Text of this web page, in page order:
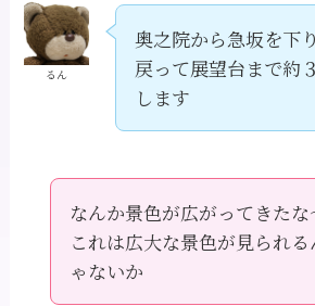
るん
奥之院から急坂を下
戻って展望台まで約
します
なんか景色が広がってきたな
これは広大な景色が見られる
ゃないか